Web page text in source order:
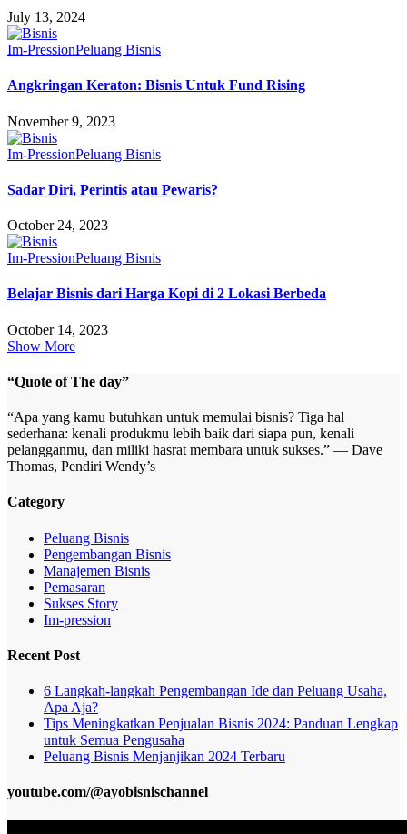
July 13, 2024
Im-PressionPeluang Bisnis
Angkringan Keraton: Bisnis Untuk Fund Rising
November 9, 2023
Im-PressionPeluang Bisnis
Sadar Diri, Perintis atau Pewaris?
October 24, 2023
Im-PressionPeluang Bisnis
Belajar Bisnis dari Harga Kopi di 2 Lokasi Berbeda
October 14, 2023
Show More
“Quote of The day”
“Apa yang kamu butuhkan untuk memulai bisnis? Tiga hal
sederhana: kenali produkmu lebih baik dari siapa pun, kenali
pelangganmu, dan miliki hasrat membara untuk sukses.” — Dave
Thomas, Pendiri Wendy’s
Category
Peluang Bisnis
Pengembangan Bisnis
Manajemen Bisnis
Pemasaran
Sukses Story
Im-pression
Recent Post
6 Langkah-langkah Pengembangan Ide dan Peluang Usaha,
Apa Aja?
Tips Meningkatkan Penjualan Bisnis 2024: Panduan Lengkap
untuk Semua Pengusaha
Peluang Bisnis Menjanjikan 2024 Terbaru
youtube.com/@ayobisnischannel